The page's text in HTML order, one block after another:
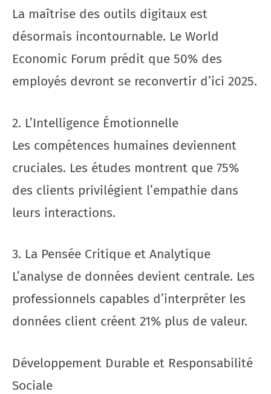
La maîtrise des outils digitaux est
désormais incontournable. Le World
Economic Forum prédit que 50% des
employés devront se reconvertir d’ici 2025.
2. L’Intelligence Émotionnelle
Les compétences humaines deviennent
cruciales. Les études montrent que 75%
des clients privilégient l’empathie dans
leurs interactions.
3. La Pensée Critique et Analytique
L’analyse de données devient centrale. Les
professionnels capables d’interpréter les
données client créent 21% plus de valeur.
Développement Durable et Responsabilité
Sociale